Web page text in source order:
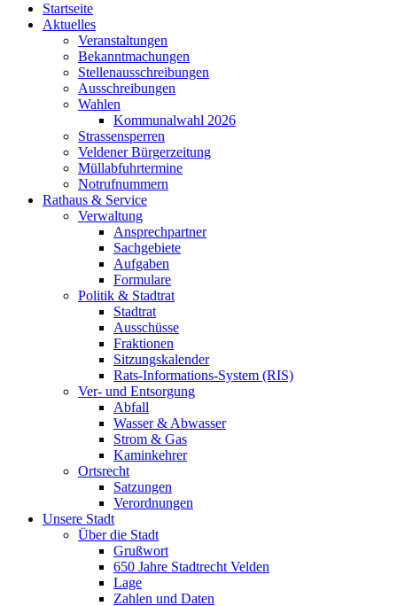
Startseite
Aktuelles
Veranstaltungen
Bekanntmachungen
Stellenausschreibungen
Ausschreibungen
Wahlen
Kommunalwahl 2026
Strassensperren
Veldener Bürgerzeitung
Müllabfuhrtermine
Notrufnummern
Rathaus & Service
Verwaltung
Ansprechpartner
Sachgebiete
Aufgaben
Formulare
Politik & Stadtrat
Stadtrat
Ausschüsse
Fraktionen
Sitzungskalender
Rats-Informations-System (RIS)
Ver- und Entsorgung
Abfall
Wasser & Abwasser
Strom & Gas
Kaminkehrer
Ortsrecht
Satzungen
Verordnungen
Unsere Stadt
Über die Stadt
Grußwort
650 Jahre Stadtrecht Velden
Lage
Zahlen und Daten